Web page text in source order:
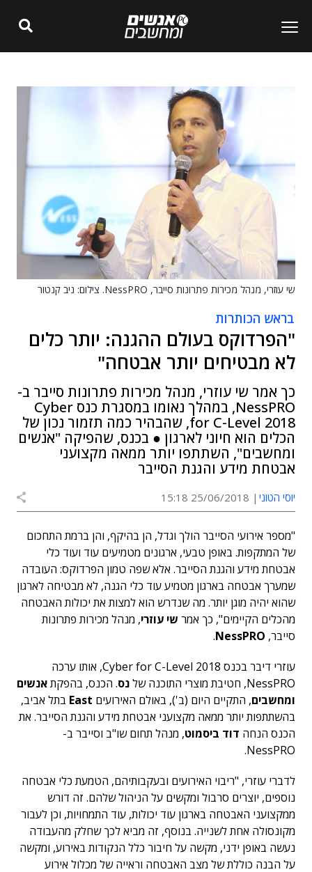
שי עוזרי, מנהל מכירות פתרונות סייבר, NessPRO. צילום: ניב קנטור
בראש הכותרות
"הפרדוקס בעולם ההגנה: יותר כלים
לא מבטיחים יותר אבטחה"
כך אמר שי עוזרי, מנהל מכירות פתרונות סייבר ב-
NessPRO, במהלך נאומו במסגרת כנס Cyber
for C-Level 2018, שהבהיר כמה תזמור נכון של
הכלים הוא חיוני לארגון ● בכנס, שהפיקה "אנשים
ומחשבים", השתתפו יותר ממאה מקצועני
אבטחת מידע והגנת הסייבר
יוסי הטוני 25/06/2018 15:18
"מספר אירועי הסייבר הולך וגדל, הן בהיקף, והן ברמת התחכום
של המתקפות. באופן טבעי, ארגונים מטמיעים עוד ועוד כלי
אבטחת מידע והגנת הסייבר. אלא שפה טמון הפרדוקס: העובדה
שמערך אבטחה בארגון מטמיע עוד כלי הגנה, לא מבטיחה לארגון
שהוא יהיה מוגן יותר. מה שנדרש הוא למצות את יכולות האבטחה
מהכלים הקיימים", כך אמר שי עוזרי, מנהל מכירות פתרונות
סייבר, NessPRO
.
עוזרי דיבר בכנס Cyber for C-Level 2018, אותו ערכה
NessPRO, חטיבת מוצרי התוכנה של
נס. הכנס, בהפקתאנשים
ומחשבים, התקיים היום (ב'), באולם האירועים East בתל אביב,
בהשתתפות יותר ממאה מקצועני אבטחת מידע והגנת הסייבר. את
הכנס הנחה דוד ביסמוט, מנהל תחום שו"ב וסייבר ב-
NessPRO.
לדברי עוזרי, "ריבוי האירועים ובעקבותיהם, הטמעת כלי אבטחה
נוספים, יוצרים סרבול ומקשים על הניהול שלהם. זה דורש
ממקצועני האבטחה בארגון עוד יכולות, עוד התמחויות, וכן לעבור
מקונסולה אחת לשנייה. בנוסף, זה מביא לכך שחלק מהעבודה
נעשה באופן ידני, מקשה על חיבור כלל הנקודות באירוע, ומקשה
על הבנה כוללת של מצב האבטחה וראייה של מכלול אירוע